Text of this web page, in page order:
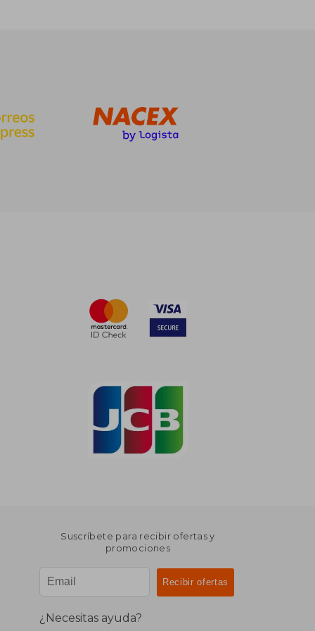
Suscríbete para recibir ofertas y
promociones
¿Necesitas ayuda?